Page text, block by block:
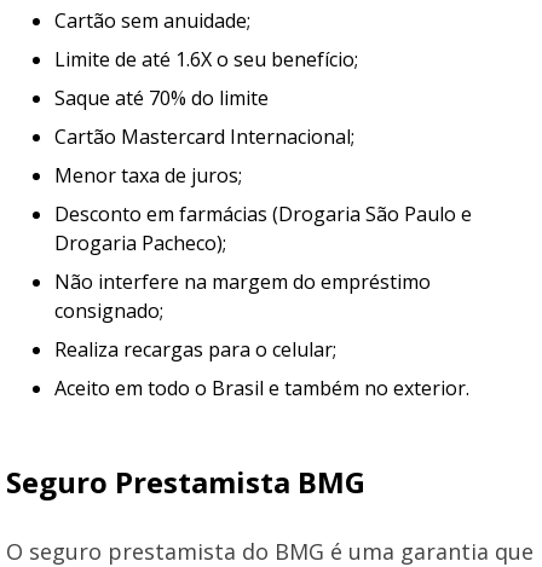
Cartão sem anuidade;
Limite de até 1.6X o seu benefício;
Saque até 70% do limite
Cartão Mastercard Internacional;
Menor taxa de juros;
Desconto em farmácias (Drogaria São Paulo e
Drogaria Pacheco);
Não interfere na margem do empréstimo
consignado;
Realiza recargas para o celular;
Aceito em todo o Brasil e também no exterior.
Seguro Prestamista BMG
O seguro prestamista do BMG é uma garantia que